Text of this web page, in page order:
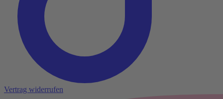
Vertrag widerrufen